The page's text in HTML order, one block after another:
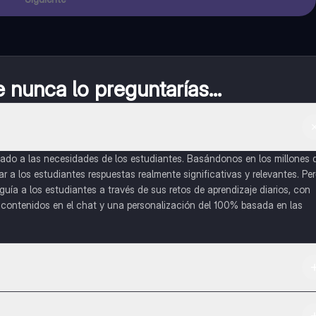
nunca lo preguntarías...
a las necesidades de los estudiantes. Basándonos en los millones
a los estudiantes respuestas realmente significativas y relevantes.
a los estudiantes a través de sus retos de aprendizaje diarios, con
en el chat y una personalización del 100% basada en las